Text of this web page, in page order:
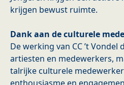
krijgen bewust ruimte.
Dank aan de culturele
De werking van CC ’t
artiesten en medewerkers,
talrijke culturele